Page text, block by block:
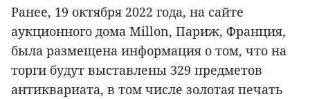
Ранее, 19 октября 2022 года, на сайте
аукционного дома Millon, Париж, Франция,
была размещена информация о том, что на
торги будут выставлены 329 предметов
антиквариата, в том числе золотая печать